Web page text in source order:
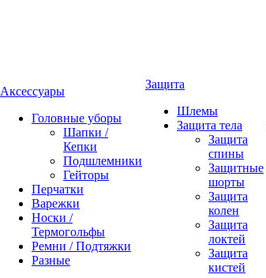
Аксессуары
Головные уборы
Шапки /
Кепки
Подшлемники
Гейторы
Перчатки
Варежки
Носки /
Термогольфы
Ремни / Подтяжки
Разные
Защита
Шлемы
Защита тела
Защита
спины
Защитные
шорты
Защита
колен
Защита
локтей
Защита
кистей